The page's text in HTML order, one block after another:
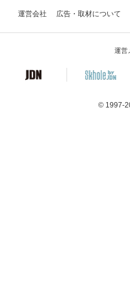
運営会社 広告・取材について
運営
© 1997-